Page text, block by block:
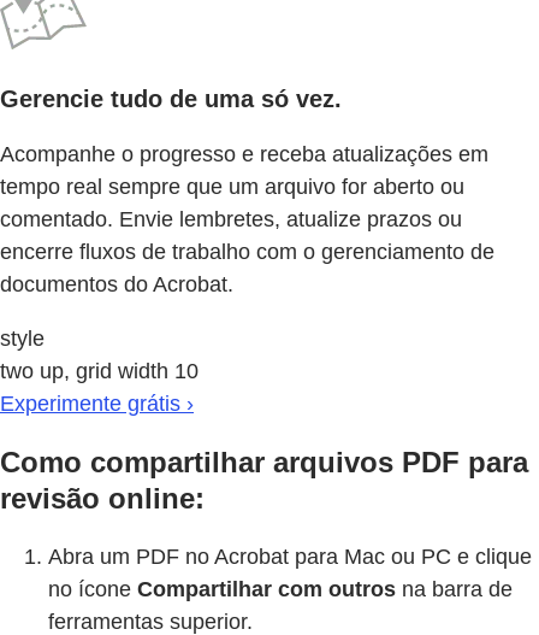
Gerencie tudo de uma só vez.
Acompanhe o progresso e receba atualizações em
tempo real sempre que um arquivo for aberto ou
comentado. Envie lembretes, atualize prazos ou
encerre fluxos de trabalho com o gerenciamento de
documentos do Acrobat.
style
two up, grid width 10
Experimente grátis ›
Como compartilhar arquivos PDF para
revisão online:
Abra um PDF no Acrobat para Mac ou PC e clique
no ícone Compartilhar com outros na barra de
ferramentas superior.